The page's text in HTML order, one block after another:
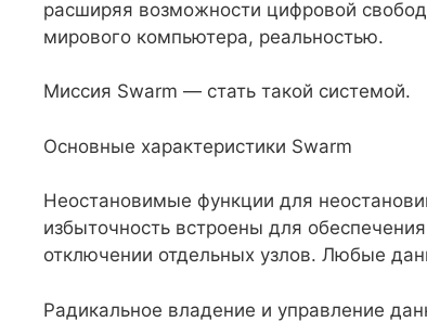
расширяя возможности цифровой
мирового компьютера, реальностью.
Миссия Swarm — стать такой системой.
Основные характеристики Swarm
Неостановимые функции для
избыточность встроены для
отключении отдельных узлов. Любые
Радикальное владение и управление